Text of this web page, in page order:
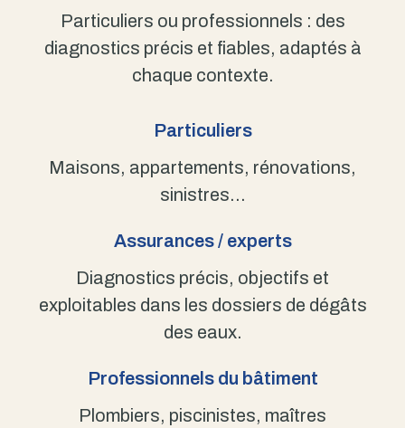
Particuliers ou professionnels : des
diagnostics précis et fiables, adaptés à
chaque contexte.
Particuliers
Maisons, appartements, rénovations,
sinistres…
Assurances / experts
Diagnostics précis, objectifs et
exploitables dans les dossiers de dégâts
des eaux.
Professionnels du bâtiment
Plombiers, piscinistes, maîtres